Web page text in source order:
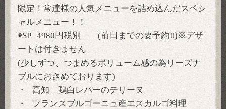
限定！常連様の人気メニューを詰め込んだスペシ
ャルメニュー！！
◉SP 4980円税別 (前日までの要予約‼️)※デザ
ートは付きません
(少しずつ、つまめるボリューム感の為リーズナ
ブルにおさめております)
・ 高知 鶏白レバーのテリーヌ
・ フランスブルゴーニュ産エスカルゴ料理